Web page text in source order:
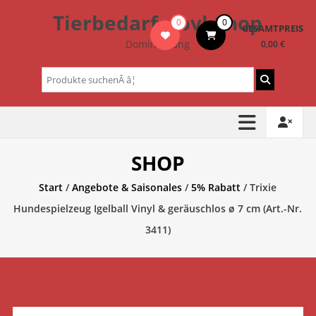
Tierbedarf – bvl-Shop
Dominik Lang
0 0 GESAMTPREIS
0,00 €
Suchen
nach:
SHOP
Start /Angebote & Saisonales /5% Rabatt / Trixie
Hundespielzeug Igelball Vinyl & geräuschlos ø 7 cm (Art.-Nr.
3411)